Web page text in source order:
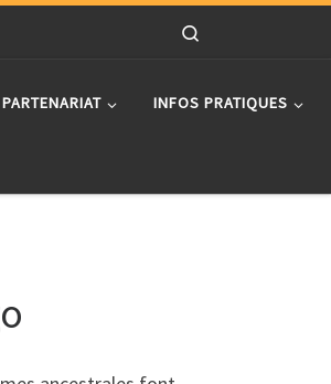
PARTENARIAT INFOS PRATIQUES